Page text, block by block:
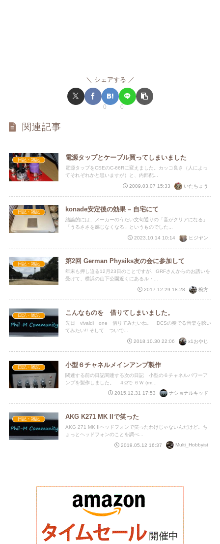
シェアする
0 0
関連記事
日記・雑記 電源タップとケーブル買ってしまいました
電源タップをCSEのC-66Rに変えました。カッコ良さ（人によっ
てそれぞれかと思いますが）と、内部配...
2009.03.07 15:33
いたちょう
日記・雑記 konade安定後の効果 – 自宅にて
結論的には、メーカーのうたい文句通りの「音がクリアになる」
「うるささを感じなくなる」というものでした...
2023.10.14 10:14
ヒジヤン
日記・雑記 第2回 German Physiks友の会に参加して
年末も押し迫る12月23日のことですが、GRFさんからのお誘いを
受けて、横浜の山下公園近くにあるル・...
2017.12.29 18:28
椀方
日記・雑記 こんなものを 借りてしまいました。
先日 vivaldi one 借りてみたいね。 DCSの奏でる音楽を聴い
てみたい!! そして ついで...
2018.10.30 22:06
x1おやじ
日記・雑記 小型６チャネルメインアンプ製作
関連する前の日記関連する次の日記 小型の６チャネルパワーア
ンプを製作しました。 ４Ωで ６Ｗ (rm...
2015.12.31 17:53
ナショナルキッド
日記・雑記 AKG K271 MK IIで笑った
AKG 271 MK IIヘッドフォンで笑ったわけじゃないんだけど。ち
ょっとヘッドフォンのことを調べ...
2019.05.12 16:37
Multi_Hobbyist